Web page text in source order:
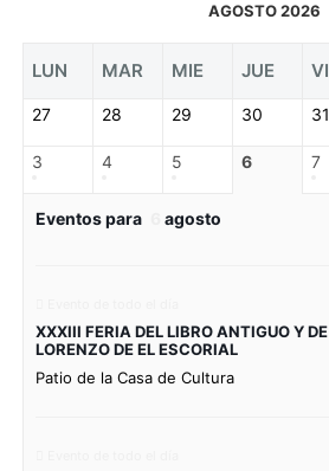
AGOSTO 2026
LUN MAR MIE JUE
27 28 29 30 31
3 4 5 6 7
Eventos para agosto
XXXIII FERIA DEL LIBRO ANTIGUO Y
LORENZO DE EL ESCORIAL
Patio de la Casa de Cultura